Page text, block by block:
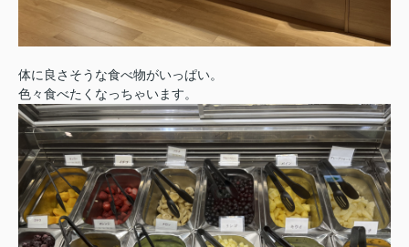
体に良さそうな食べ物がいっぱい。
色々食べたくなっちゃいます。